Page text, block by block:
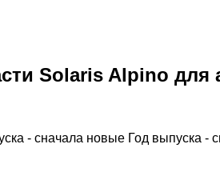
Solaris Alpino для
- сначала новые Год выпуска -